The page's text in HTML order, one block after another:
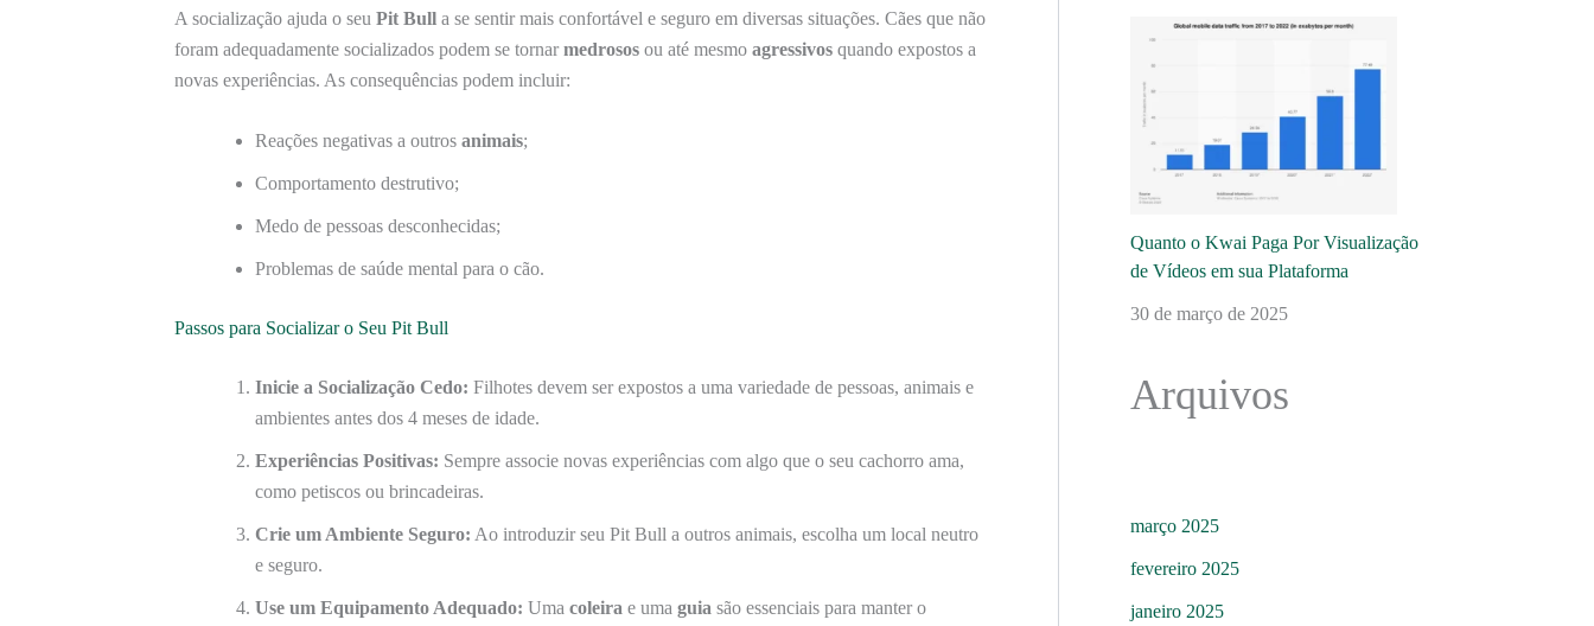
A socialização ajuda o seu Pit Bull a se sentir mais confortável e seguro em diversas situações. Cães que não
foram adequadamente socializados podem se tornar medrosos ou até mesmo agressivos quando expostos a
novas experiências. As consequências podem incluir:
Reações negativas a outros animais;
Comportamento destrutivo;
Medo de pessoas desconhecidas;
Problemas de saúde mental para o cão.
Passos para Socializar o Seu Pit Bull
Inicie a Socialização Cedo: Filhotes devem ser expostos a uma variedade de pessoas, animais e
ambientes antes dos 4 meses de idade.
Experiências Positivas: Sempre associe novas experiências com algo que o seu cachorro ama,
como petiscos ou brincadeiras.
Crie um Ambiente Seguro: Ao introduzir seu Pit Bull a outros animais, escolha um local neutro
e seguro.
Use um Equipamento Adequado: Uma coleira e uma guia são essenciais para manter o
Quanto o Kwai Paga Por Visualização
de Vídeos em sua Plataforma
30 de março de 2025
Arquivos
março 2025
fevereiro 2025
janeiro 2025